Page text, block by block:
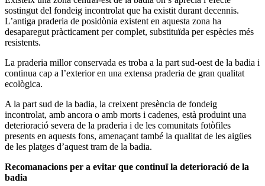
sostingut del fondeig incontrolat que ha existit durant decennis.
L’antiga praderia de posidònia existent en aquesta zona ha
desaparegut pràcticament per complet, substituïda per espècies més
resistents.
La praderia millor conservada es troba a la part sud-oest de la badia i
continua cap a l’exterior en una extensa praderia de gran qualitat
ecològica.
A la part sud de la badia, la creixent presència de fondeig
incontrolat, amb ancora o amb morts i cadenes, està produint una
deterioració severa de la praderia i de les comunitats fotòfiles
presents en aquests fons, amenaçant també la qualitat de les aigües
de les platges d’aquest tram de la badia.
Recomanacions per a evitar que continuï la deterioració de la
badia